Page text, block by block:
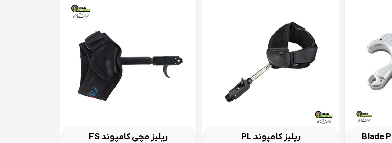
ریلیز کامپوند PL ریلیز مچی کامپوند FS